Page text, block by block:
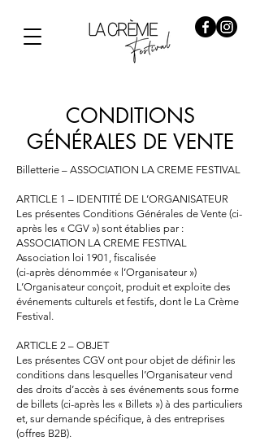
CONDITIONS
GÉNÉRALES DE VENTE
Billetterie – ASSOCIATION LA CREME FESTIVAL
ARTICLE 1 – IDENTITÉ DE L’ORGANISATEUR
Les présentes Conditions Générales de Vente (ci-
après les « CGV ») sont établies par :
ASSOCIATION LA CREME FESTIVAL
Association loi 1901, fiscalisée
(ci-après dénommée « l’Organisateur »)
L’Organisateur conçoit, produit et exploite des
événements culturels et festifs, dont le La Crème
Festival.
ARTICLE 2 – OBJET
Les présentes CGV ont pour objet de définir les
conditions dans lesquelles l’Organisateur vend
des droits d’accès à ses événements sous forme
de billets (ci-après les « Billets ») à des particuliers
et, sur demande spécifique, à des entreprises
(offres B2B).